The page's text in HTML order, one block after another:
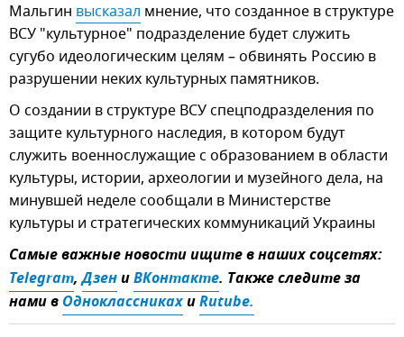
Мальгин высказал мнение, что созданное в структуре
ВСУ "культурное" подразделение будет служить
сугубо идеологическим целям – обвинять Россию в
разрушении неких культурных памятников.
О создании в структуре ВСУ спецподразделения по
защите культурного наследия, в котором будут
служить военнослужащие с образованием в области
культуры, истории, археологии и музейного дела, на
минувшей неделе сообщали в Министерстве
культуры и стратегических коммуникаций Украины
Самые важные новости ищите в наших соцсетях:
Telegram,ДзениВКонтакте. Также следите за
нами вОдноклассникахиRutube.